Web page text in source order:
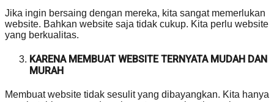
Jika ingin bersaing dengan mereka, kita sangat memerlukan
website. Bahkan website saja tidak cukup. Kita perlu website
yang berkualitas.
KARENA MEMBUAT WEBSITE TERNYATA MUDAH DAN
MURAH
Membuat website tidak sesulit yang dibayangkan. Kita hanya